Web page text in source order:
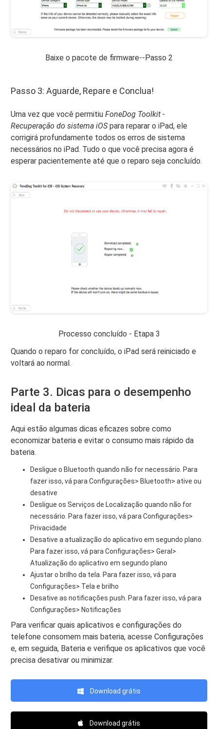
Baixe o pacote de firmware--Passo 2
Passo 3: Aguarde, Repare e Conclua!
Uma vez que você permitiuFoneDog Toolkit -
Recuperação do sistema iOSpara reparar o iPad, ele
corrigirá profundamente todos os erros de sistema
necessários no iPad. Tudo o que você precisa agora é
esperar pacientemente até que o reparo seja concluído.
Processo concluído - Etapa 3
Quando o reparo for concluído, o iPad será reiniciado e
voltará ao normal.
Parte 3. Dicas para o desempenho
ideal da bateria
Aqui estão algumas dicas eficazes sobre como
economizar bateria e evitar o consumo mais rápido da
bateria.
Desligue o Bluetooth quando não for necessário. Para
fazer isso, vá para Configurações> Bluetooth> ative ou
desative
Desligue os Serviços de Localização quando não for
necessário. Para fazer isso, vá para Configurações>
Privacidade
Desative a atualização do aplicativo em segundo plano.
Para fazer isso, vá para Configurações> Geral>
Atualização do aplicativo em segundo plano
Ajustar o brilho da tela. Para fazer isso, vá para
Configurações> Tela e brilho
Desative as notificações push. Para fazer isso, vá para
Configurações> Notificações
Para verificar quais aplicativos e configurações do
telefone consomem mais bateria, acesse Configurações
e, em seguida, Bateria e verifique os aplicativos que você
precisa desativar ou minimizar.
Download grátis
Download grátis